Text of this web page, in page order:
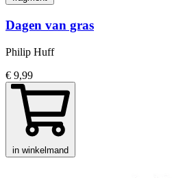
Dagen van gras
Philip Huff
€ 9,99
in winkelmand